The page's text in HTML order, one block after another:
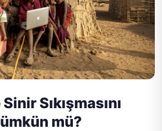
Sıkışmasını
mü?